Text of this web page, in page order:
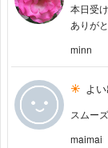
本日受
ありが
minn
よ
スムー
maimai